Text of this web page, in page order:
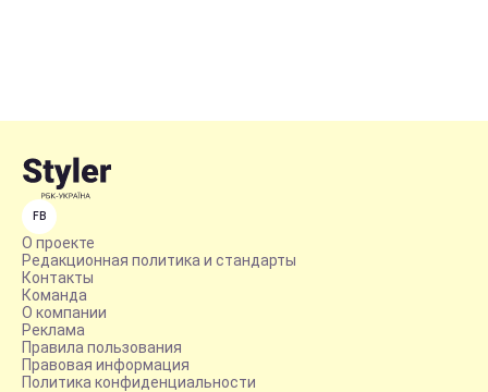
FB
О проекте
Редакционная политика и стандарты
Контакты
Команда
О компании
Реклама
Правила пользования
Правовая информация
Политика конфиденциальности